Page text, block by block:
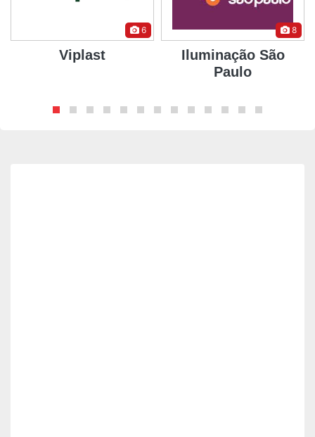
6
Viplast
8
Iluminação São
Paulo